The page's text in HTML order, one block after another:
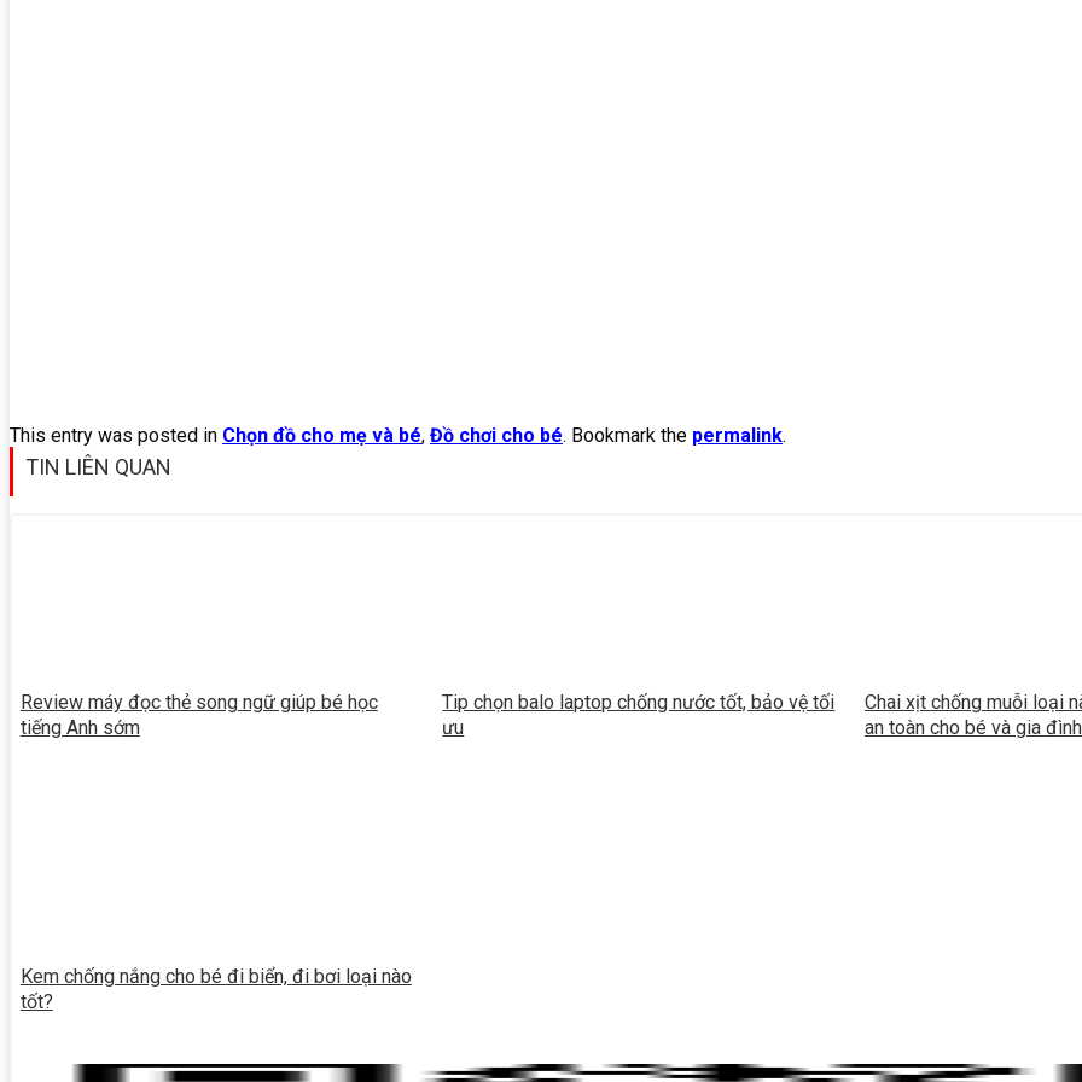
This entry was posted in Chọn đồ cho mẹ và bé, Đồ chơi cho bé. Bookmark the permalink.
TIN LIÊN QUAN
Review máy đọc thẻ song ngữ giúp bé học
tiếng Anh sớm
Tip chọn balo laptop chống nước tốt, bảo vệ tối
ưu
Chai xịt chống muỗi loại
an toàn cho bé và gia đình
Kem chống nắng cho bé đi biển, đi bơi loại nào
tốt?